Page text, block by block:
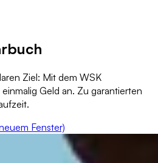
Ziel: Mit dem WSK
Geld an. Zu garantierten
Fenster)